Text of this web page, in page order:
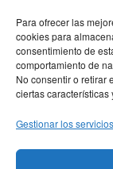
Para ofrecer las
cookies para
consentimiento de
comportamiento de
No consentir o retirar
ciertas características
Gestionar los servicios
Los costes de
enlaces de
de los mismos.
solo enlazo a